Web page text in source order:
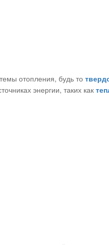
отопления, будь то
энергии, таких как